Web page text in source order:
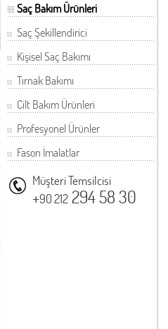
Saç Bakım Ürünleri
Saç Şekillendirici
Kişisel Saç Bakımı
Tırnak Bakımı
Cilt Bakım Ürünleri
Profesyonel Ürünler
Fason İmalatlar
Müşteri Temsilcisi
+90 212 294 58 30